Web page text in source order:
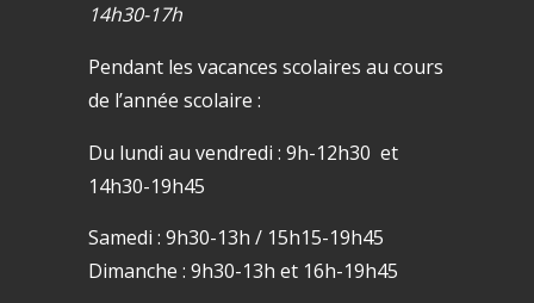
14h30-17h
Pendant les vacances scolaires au cours
de l’année scolaire :
Du lundi au vendredi : 9h-12h30 et
14h30-19h45
Samedi : 9h30-13h / 15h15-19h45
Dimanche : 9h30-13h et 16h-19h45